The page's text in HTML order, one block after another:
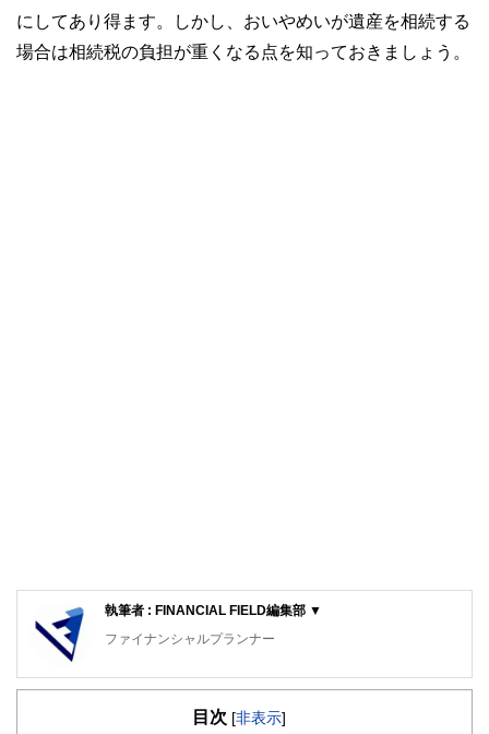
にしてあり得ます。しかし、おいやめいが遺産を相続する
場合は相続税の負担が重くなる点を知っておきましょう。
執筆者 : FINANCIAL FIELD編集部 ▼
ファイナンシャルプランナー
FinancialField編集部は、金融、経済に関する記事を、日々
知識がない方でも理解できるようわかりやすく発信していま
目次 [非表示]